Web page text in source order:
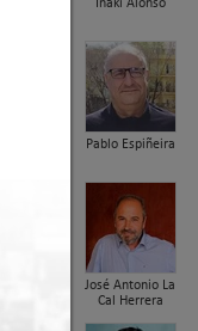
Iñaki Alonso
Pablo Espiñeira
José Antonio La
Cal Herrera